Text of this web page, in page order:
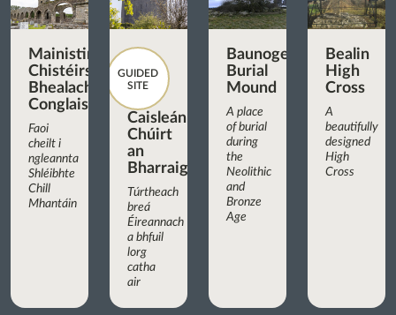
Mainistir
Chistéirseach
Bhealach
Conglais
Faoi
cheilt i
ngleannta
Shléibhte
Chill
Mhantáin
GUIDED
SITE
Caisleán
Chúirt
an
Bharraigh
Túrtheach
breá
Éireannach
a bhfuil
lorg
catha
air
Baunogenasraid
Burial
Mound
A place
of burial
during
the
Neolithic
and
Bronze
Age
Bealin
High
Cross
A
beautifully
designed
High
Cross